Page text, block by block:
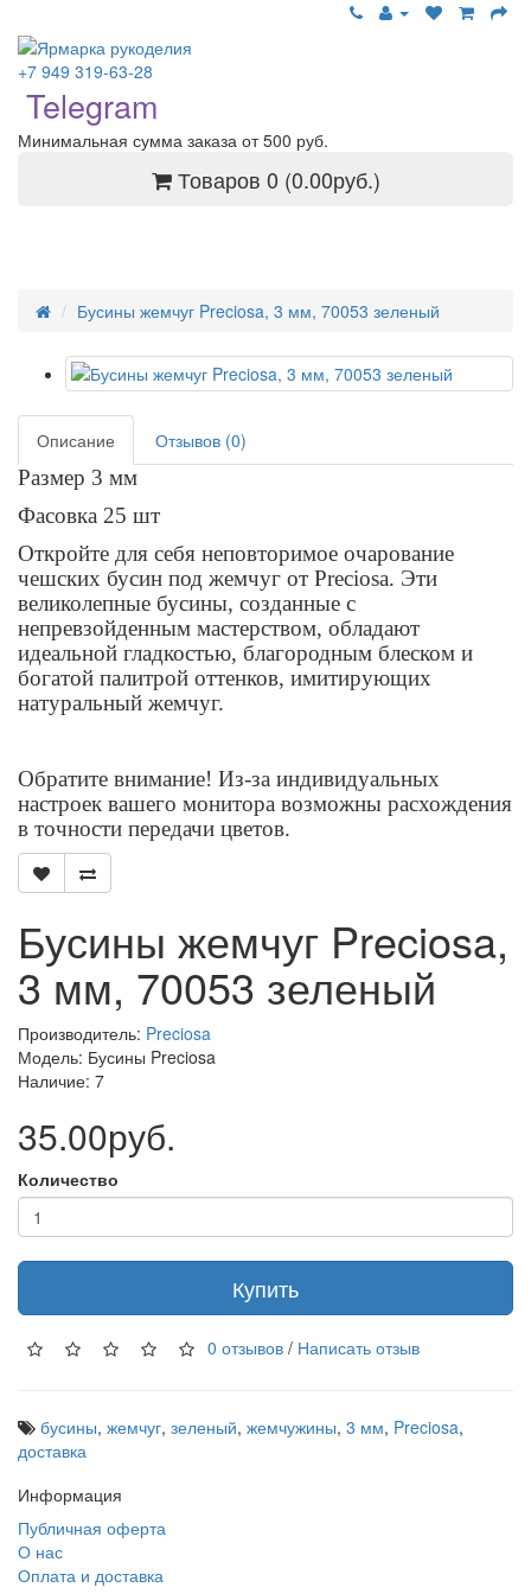
+7 949 319-63-28
Telegram
Минимальная сумма заказа от 500 руб.
Товаров 0 (0.00руб.)
Бусины жемчуг Preciosa, 3 мм, 70053 зеленый
Описание Отзывов (0)
Размер 3 мм
Фасовка 25 шт
Откройте для себя неповторимое очарование
чешских бусин под жемчуг от Preciosa. Эти
великолепные бусины, созданные с
непревзойденным мастерством, обладают
идеальной гладкостью, благородным блеском и
богатой палитрой оттенков, имитирующих
натуральный жемчуг.
Обратите внимание! Из-за индивидуальных
настроек вашего монитора возможны расхождения
в точности передачи цветов.
Бусины жемчуг Preciosa,
3 мм, 70053 зеленый
Производитель: Preciosa
Модель: Бусины Preciosa
Наличие: 7
35.00руб.
Количество
Купить
0 отзывов / Написать отзыв
бусины, жемчуг, зеленый, жемчужины, 3 мм, Preciosa,
доставка
Информация
Публичная оферта
О нас
Оплата и доставка